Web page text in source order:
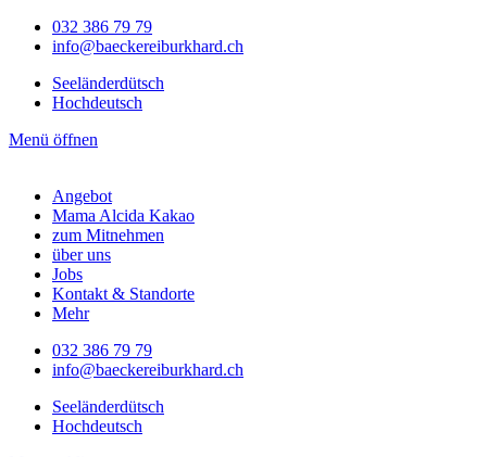
032 386 79 79
info@baeckereiburkhard.ch
Seeländerdütsch
Hochdeutsch
Menü öffnen
Angebot
Mama Alcida Kakao
zum Mitnehmen
über uns
Jobs
Kontakt & Standorte
Mehr
032 386 79 79
info@baeckereiburkhard.ch
Seeländerdütsch
Hochdeutsch